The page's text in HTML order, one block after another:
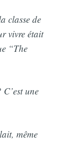
classe de
vivre était
“The
une
même